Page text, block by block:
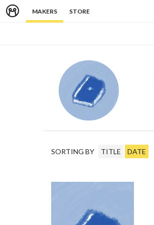
MAKERS STORE
SORTING BY TITLE DATE